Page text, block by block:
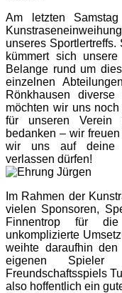
Am letzten
unseres
kümmert sich
Belange rund um
einzelnen
Rönkhausen
möchten wir uns
für unseren Verein
bedanken – wir
wir uns auf deine
verlassen dürfen!
Im Rahmen der
vielen Sponsoren,
Finnentrop für
unkomplizierte
weihte daraufhin
eigenen
Freundschaftsspiels
also hoffentlich ein